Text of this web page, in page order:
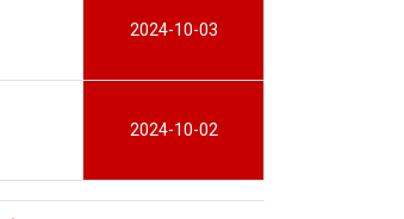
2024-10-03
2024-10-02